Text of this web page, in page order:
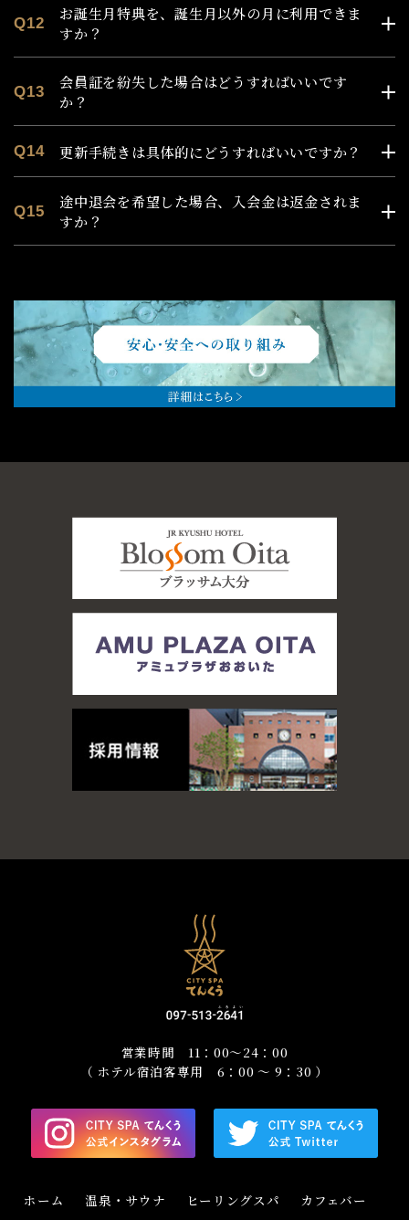
② 法的責任を超えた不当な要求行為
③ 脅迫的な言動をし、又は暴力を用いる行為
④ 風説を流布し、偽計を用い又は威力を用いて当社の
信用を毀損し、又は当社の業務を妨害する行為
⑤ その他前各号に準ずる行為
場合
(11) その他、会員希望者を会員とすることを不適当と当
社が判断した場合
3. 当社は、前項の規定により当社が会員登録の不承認又は
取消しを行ったことにより会員希望者又は会員に不利益
4. 当会は、個人を対象とします。法人はお申込みいただけ
ません。
5. 会員は施設を利用する場合、関係法令、本規約および施
設が定める規則・利用条件を遵守するものとします。
下「ご本人様確認書類」という）を提示していただく場
3. 申込みは、会員希望者本人のみができるものとし、本人
以外が代理で申し込むことはできません。
1. 会員には会員証を発行します。会員は署名欄に自己の署
名を行わなければなりません。
2. 会員証は署名した会員本人以外は使用できません。
第4条（会員資格の有効期間）
1. 会員資格の有効期間は入会の日の翌日から1年間としま
1. 会員資格の更新は有効期間満了日の1ヶ月前から有効期
間満了日の1ヶ月後までの間で行うことができます。
第6条（入会金・更新料）
1. 入会金は1,000円とします。
間内に1回以上、施設のご利用がある場合は更新料を無料
とします。
第7条（会員登録の停止等）
通知又は催告することなく会員登録を停止し、又は抹消
することができます。
Q12
お誕生月特典を、誕生月以外の月に利用できま
すか？
Q13
会員証を紛失した場合はどうすればいいです
か？
Q14 更新手続きは具体的にどうすればいいですか？
Q15
途中退会を希望した場合、入会金は返金されま
すか？
営業時間 11：00～24：00
（ ホテル宿泊客専用 6：00 ～ 9：30 ）
ホーム 温泉・サウナ ヒーリングスパ カフェバー